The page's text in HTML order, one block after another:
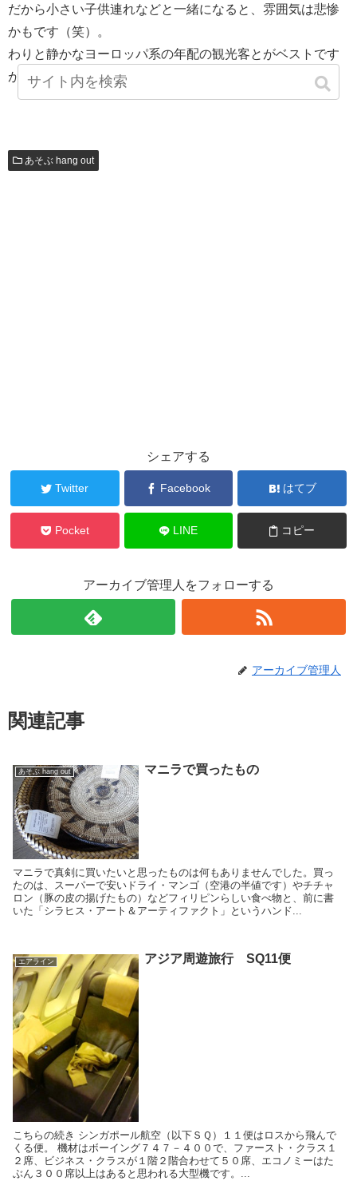
だから小さい子供連れなどと一緒になると、雰囲気は悲惨
かもです（笑）。
わりと静かなヨーロッパ系の年配の観光客とがベストです
が、そうも行きません。
あそぶ hang out
シェアする
Twitter Facebook はてブ
Pocket LINE コピー
アーカイブ管理人をフォローする
アーカイブ管理人
関連記事
あそぶ hang out マニラで買ったもの
マニラで真剣に買いたいと思ったものは何もありませんでした。買っ
たのは、スーパーで安いドライ・マンゴ（空港の半値です）やチチャ
ロン（豚の皮の揚げたもの）などフィリピンらしい食べ物と、前に書
いた「シラヒス・アート＆アーティファクト」というハンド...
エアライン アジア周遊旅行 SQ11便
こちらの続き シンガポール航空（以下ＳＱ）１１便はロスから飛んで
くる便。 機材はボーイング７４７－４００で、ファースト・クラス１
２席、ビジネス・クラスが１階２階合わせて５０席、エコノミーはた
ぶん３００席以上はあると思われる大型機です。...